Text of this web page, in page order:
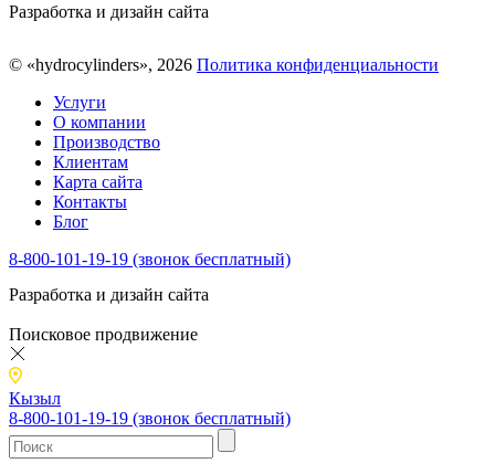
Разработка и дизайн сайта
© «hydrocylinders», 2026 Политика конфиденциальности
Услуги
О компании
Производство
Клиентам
Карта сайта
Контакты
Блог
8-800-101-19-19 (звонок бесплатный)
Разработка и дизайн сайта
Поисковое продвижение
Кызыл
8-800-101-19-19 (звонок бесплатный)